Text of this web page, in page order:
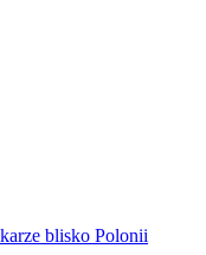
blisko Polonii